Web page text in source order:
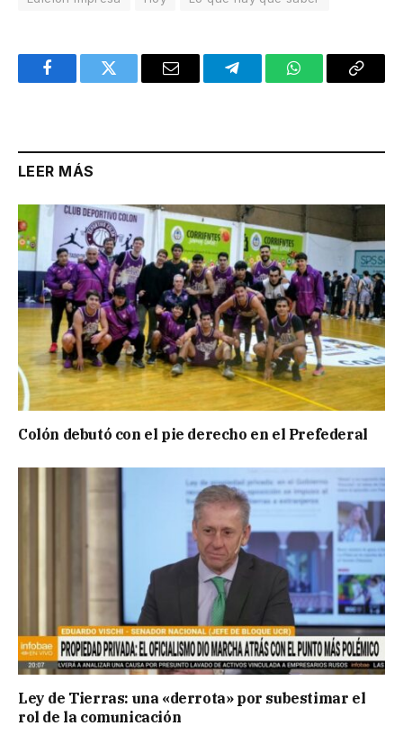
FacebookTwitter Email TelegramWhatsAppCopy
LEER MÁS
Colón debutó con el pie derecho en el Prefederal
Ley de Tierras: una «derrota» por subestimar el
rol de la comunicación